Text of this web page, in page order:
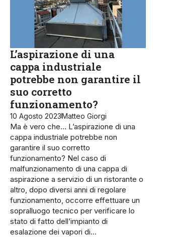
L’aspirazione di una
cappa industriale
potrebbe non garantire il
suo corretto
funzionamento?
10 Agosto 2023Matteo Giorgi
Ma è vero che… L’aspirazione di una
cappa industriale potrebbe non
garantire il suo corretto
funzionamento? Nel caso di
malfunzionamen­to di una cappa di
aspirazione a servizio di un ristorante o
al­tro, dopo diversi anni di regola­re
funzionamento, occorre ef­fettuare un
sopralluogo tecni­co per verificare lo
stato di fatto dell’impianto di
esalazione dei vapori di…